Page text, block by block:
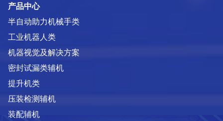
产品中心
半自动助力机械手类
工业机器人类
机器视觉及解决方案
密封试漏类辅机
提升机类
压装检测辅机
装配辅机